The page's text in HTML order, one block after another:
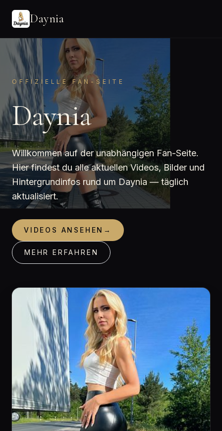
Daynia
OFFIZIELLE FAN-SEITE
Daynia
Willkommen auf der unabhängigen Fan-Seite.
Hier findest du alle aktuellen Videos, Bilder und
Hintergrundinfos rund um Daynia — täglich
aktualisiert.
VIDEOS ANSEHEN →
MEHR ERFAHREN